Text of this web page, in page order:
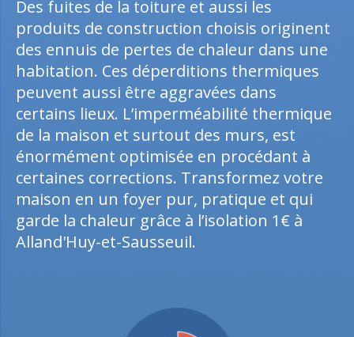
Des fuites de la toiture et aussi les
produits de construction choisis originent
des ennuis de pertes de chaleur dans une
habitation. Ces déperditions thermiques
peuvent aussi être aggravées dans
certains lieux. L’imperméabilité thermique
de la maison et surtout des murs, est
énormément optimisée en procédant à
certaines corrections. Transformez votre
maison en un foyer pur, pratique et qui
garde la chaleur grâce à l’isolation 1€ à
Alland'Huy-et-Sausseuil.